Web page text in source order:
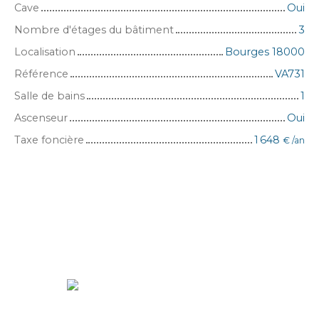
Cave
Oui
Nombre d'étages du bâtiment
3
Localisation
Bourges 18000
Référence
VA731
Salle de bains
1
Ascenseur
Oui
Taxe foncière
1 648 € /an